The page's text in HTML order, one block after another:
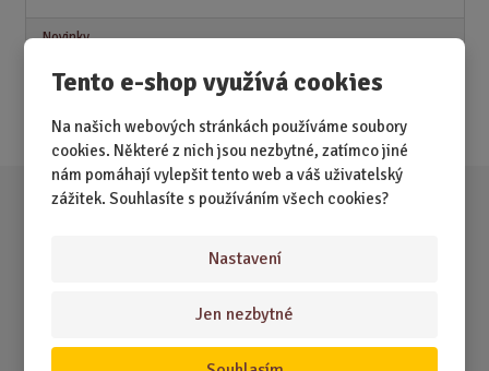
Tento e-shop využívá cookies
Na našich webových stránkách používáme soubory
cookies. Některé z nich jsou nezbytné, zatímco jiné
nám pomáhají vylepšit tento web a váš uživatelský
zážitek. Souhlasíte s používáním všech cookies?
Nastavení
Jen nezbytné
Novinky
Nejprodávanější